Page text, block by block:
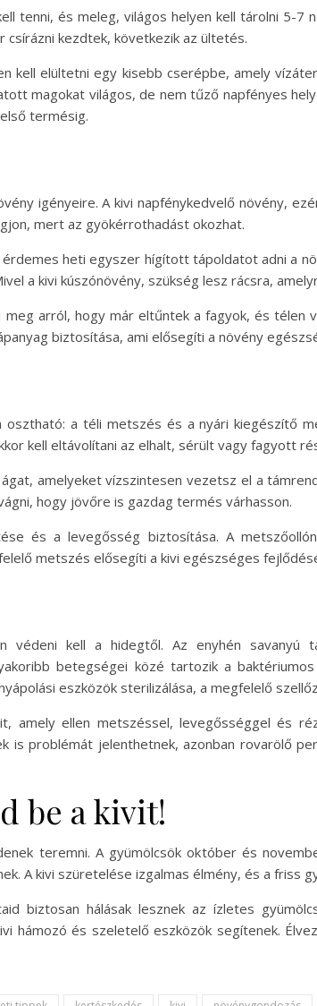
tenni, és meleg, világos helyen kell tárolni 5-7
csírázni kezdtek, következik az ültetés.
kell elültetni egy kisebb cserépbe, amely
magokat világos, de nem tűző napfényes
termésig.
igényeire. A kivi napfénykedvelő növény,
mert az gyökérrothadást okozhat.
heti egyszer hígított tápoldatot adni a
a kivi kúszónövény, szükség lesz rácsra,
arról, hogy már eltűntek a fagyok, és télen
biztosítása, ami elősegíti a növény
a téli metszés és a nyári kiegészítő
kell eltávolítani az elhalt, sérült vagy fagyott
amelyeket vízszintesen vezetsz el a
hogy jövőre is gazdag termés várhasson.
és a levegősség biztosítása. A
metszés elősegíti a kivi egészséges
védeni kell a hidegtől. Az enyhén
betegségei közé tartozik a
eszközök sterilizálása, a megfelelő
amely ellen metszéssel, levegősséggel és
is problémát jelenthetnek, azonban rovarölő
be a kivit!
teremni. A gyümölcsök október és
A kivi szüretelése izgalmas élmény, és a friss
biztosan hálásak lesznek az ízletes
hámozó és szeletelő eszközök segítenek.